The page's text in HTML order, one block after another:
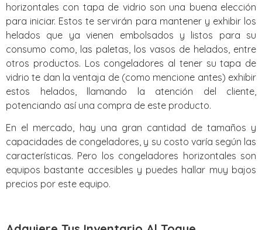
horizontales con tapa de vidrio son una buena elección
para iniciar. Estos te servirán para mantener y exhibir los
helados que ya vienen embolsados y listos para su
consumo como, las paletas, los vasos de helados, entre
otros productos. Los congeladores al tener su tapa de
vidrio te dan la ventaja de (como mencione antes) exhibir
estos helados, llamando la atención del cliente,
potenciando así una compra de este producto.
En el mercado, hay una gran cantidad de tamaños y
capacidades de congeladores, y su costo varía según las
características. Pero los congeladores horizontales son
equipos bastante accesibles y puedes hallar muy bajos
precios por este equipo.